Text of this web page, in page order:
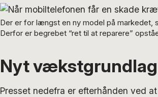
Der er for længst en ny model på
Derfor er begrebet “ret til at reparere”
Nyt vækstgrundlag
Presset nedefra er efterhånden ved